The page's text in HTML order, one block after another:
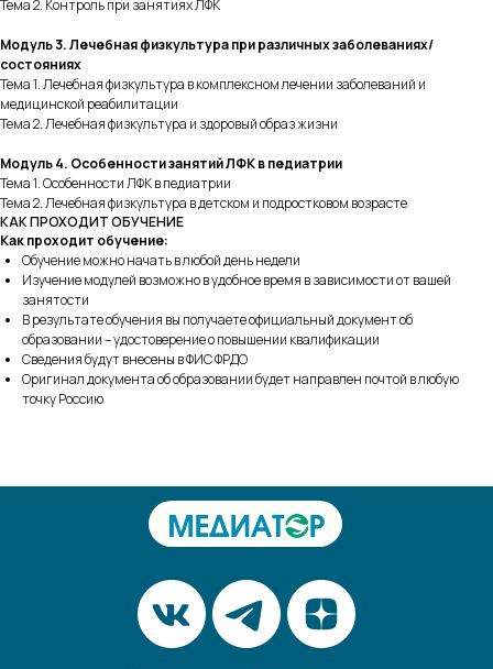
Тема 2. Контроль при занятиях ЛФК
Модуль 3. Лечебная физкультура при различных заболеваниях/
состояниях
Тема 1. Лечебная физкультура в комплексном лечении заболеваний и
медицинской реабилитации
Тема 2. Лечебная физкультура и здоровый образ жизни
Модуль 4. Особенности занятий ЛФК в педиатрии
Тема 1. Особенности ЛФК в педиатрии
Тема 2. Лечебная физкультура в детском и подростковом возрасте
КАК ПРОХОДИТ ОБУЧЕНИЕ
Как проходит обучение:
Обучение можно начать в любой день недели
Изучение модулей возможно в удобное время в зависимости от вашей
занятости
В результате обучения вы получаете официальный документ об
образовании – удостоверение о повышении квалификации
Сведения будут внесены в ФИС ФРДО
Оригинал документа об образовании будет направлен почтой в любую
точку Россию